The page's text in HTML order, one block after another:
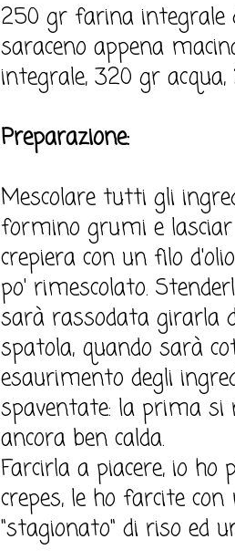
250 gr farina integrale
saraceno appena
integrale, 320 gr
Preparazione:
Mescolare tutti gli
formino grumi e
crepiera con un filo
po' rimescolato.
sarà rassodata girarla
spatola, quando sarà
esaurimento degli
spaventate: la prima si
ancora ben calda.
Farcirla a piacere, io
crepes, le ho farcite
"stagionato" di riso ed